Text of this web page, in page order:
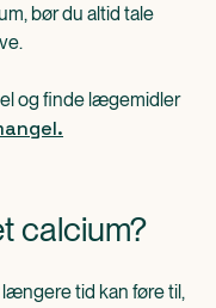
bør du altid tale
og finde lægemidler
calcium?
tid kan føre til,